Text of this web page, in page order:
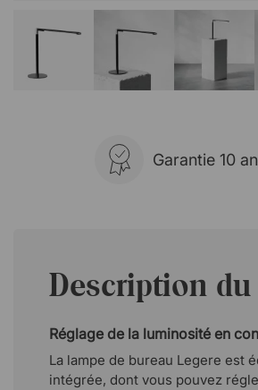
Garantie 10
Description
Réglage de la luminosité en
La lampe de bureau Legere est
intégrée, dont vous pouvez